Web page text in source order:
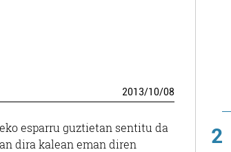
2013/10/08
esparru guztietan sentitu da
dira kalean eman diren
2